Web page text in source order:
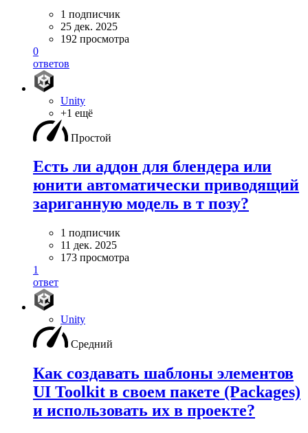
1 подписчик
25 дек. 2025
192 просмотра
0
ответов
Unity
+1 ещё
Простой
Есть ли аддон для блендера или
юнити автоматически приводящий
зариганную модель в т позу?
1 подписчик
11 дек. 2025
173 просмотра
1
ответ
Unity
Средний
Как создавать шаблоны элементов
UI Toolkit в своем пакете (Packages)
и использовать их в проекте?